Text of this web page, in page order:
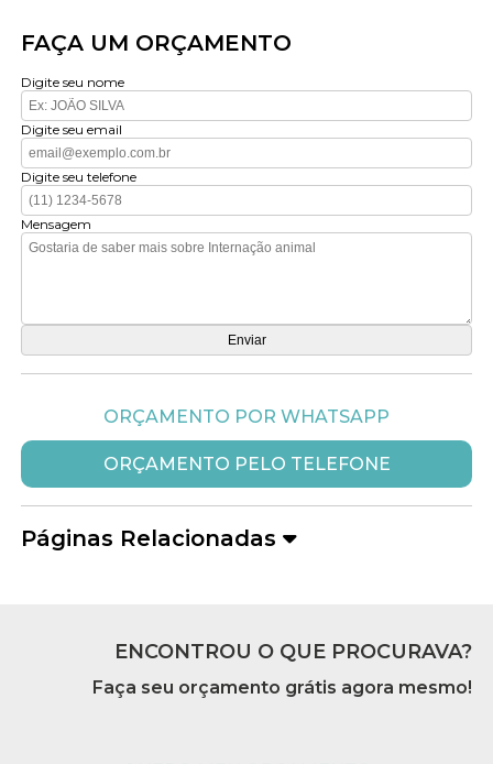
FAÇA UM ORÇAMENTO
Digite seu nome
Digite seu email
Digite seu telefone
Mensagem
ORÇAMENTO POR WHATSAPP
ORÇAMENTO PELO TELEFONE
Páginas Relacionadas
ENCONTROU O QUE PROCURAVA?
Faça seu orçamento grátis agora mesmo!